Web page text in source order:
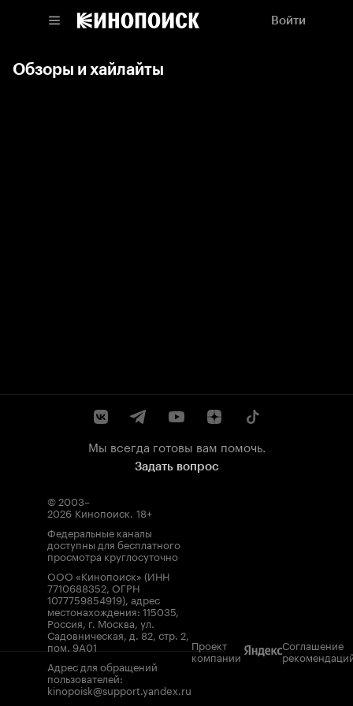
Войти
Обзоры и хайлайты
Мы всегда готовы вам помочь.
Задать вопрос
© 2003–
2026 Кинопоиск. 18+
Федеральные каналы
доступны для бесплатного
просмотра круглосуточно
ООО «Кинопоиск» (ИНН
7710688352, ОГРН
1077759854919), адрес
местонахождения: 115035,
Россия, г. Москва, ул.
Садовническая, д. 82, стр. 2,
пом. 9А01
Адрес для обращений
пользователей:
kinopoisk@support.yandex.ru
Проект
компании
Соглашение